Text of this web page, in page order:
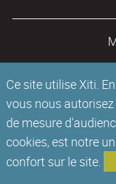
Ce site utilise Xiti.
vous nous
de mesure
cookies, est notre
confort sur le site.